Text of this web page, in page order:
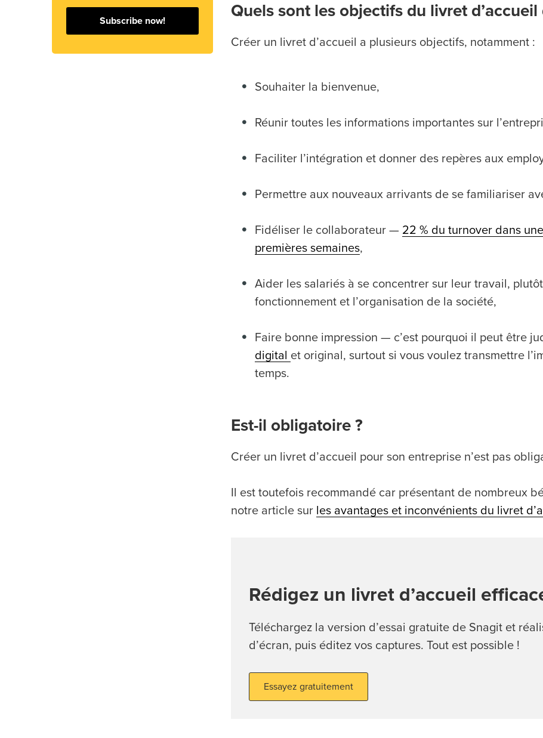
Subscribe now!
Quels sont les objectifs du livret d’accueil
Créer un livret d’accueil a plusieurs objectifs, notamment :
Souhaiter la bienvenue,
Réunir toutes les informations importantes sur
Faciliter l’intégration et donner des repères aux
Permettre aux nouveaux arrivants de se familiariser
Fidéliser le collaborateur — 22 % du turnover dans
premières semaines,
Aider les salariés à se concentrer sur leur travail,
fonctionnement et l’organisation de la société,
Faire bonne impression — c’est pourquoi il peut être
digital et original, surtout si vous voulez transmettre
temps.
Est-il obligatoire ?
Créer un livret d’accueil pour son entreprise n’est pas
Il est toutefois recommandé car présentant de nombreux
notre article sur les avantages et inconvénients du livret
Rédigez un livret d’accueil
Téléchargez la version d’essai gratuite de Snagit et
d’écran, puis éditez vos captures. Tout est possible !
Essayez gratuitement